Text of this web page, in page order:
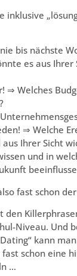
inklusive
bis nächste
es aus Ihrer
⇒ Welches
⇒ Welche
Ihrer Sicht
und in
fast schon der
den
Niveau. Und
kann
schon eine
…